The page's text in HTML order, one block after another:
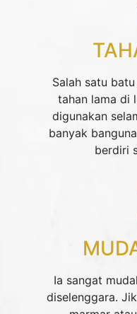
Salah satu
tahan lama di
digunakan
banyak
berdiri
Ia sangat
diselenggara.